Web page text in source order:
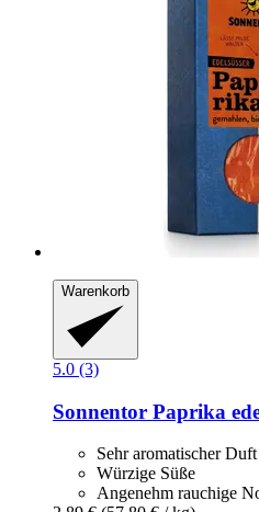
Warenkorb
5.0 (3)
Sonnentor Paprika
Sehr aromatischer Duft
Würzige Süße
Angenehm rauchige